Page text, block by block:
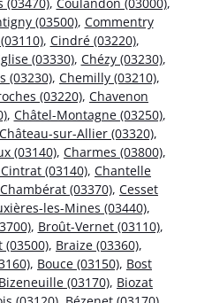
(03500), Commentry
, Cindré (03220),
(03330), Chézy (03230),
(03230), Chemilly (03210),
(03220), Chavenon
, Châtel-Montagne (03250),
Château-sur-Allier (03320),
(03140), Charmes (03800),
(03140), Chantelle
Chambérat (03370), Cesset
les-Mines (03440),
, Broût-Vernet (03110),
(03500), Braize (03360),
, Bouce (03150), Bost
Bizeneuille (03170), Biozat